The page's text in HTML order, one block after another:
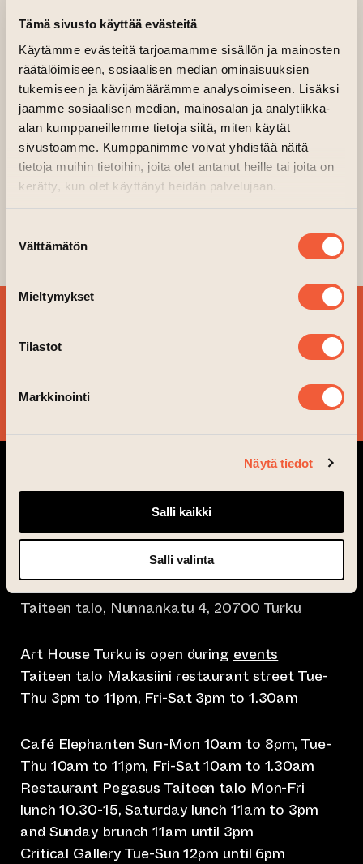
Tämä sivusto käyttää evästeitä
Käytämme evästeitä tarjoamamme sisällön ja mainosten
räätälöimiseen, sosiaalisen median ominaisuuksien
tukemiseen ja kävijämäärämme analysoimiseen. Lisäksi
jaamme sosiaalisen median, mainosalan ja analytiikka-
alan kumppaneillemme tietoja siitä, miten käytät
sivustoamme. Kumppanimme voivat yhdistää näitä
tietoja muihin tietoihin, joita olet antanut heille tai joita on
kerätty, kun olet käyttänyt heidän palvelujaan.
valinta
Välttämätön
Mieltymykset
Tilastot
Markkinointi
Näytä tiedot
Salli kaikki
Salli valinta
”ACOS” JORDAN
BOBB, ”SMULI”
SAMULI
METSÄRANTA:
GRAFFITIMETSÄ,
2025
Art Wall
NEWSLETTER!
YES, PLEASE!
info@taiteentalo.fi
Taiteen talo, Nunnankatu 4, 20700 Turku
Art House Turku is open during events
Taiteen talo Makasiini restaurant street Tue-
Thu 3pm to 11pm, Fri-Sat 3pm to 1.30am
Café Elephanten Sun-Mon 10am to 8pm, Tue-
Thu 10am to 11pm, Fri-Sat 10am to 1.30am
Restaurant Pegasus Taiteen talo Mon-Fri
lunch 10.30-15, Saturday lunch 11am to 3pm
and Sunday brunch 11am until 3pm
Critical Gallery Tue-Sun 12pm until 6pm